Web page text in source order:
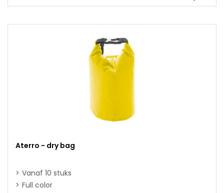
Aterro - dry bag
Vanaf 10 stuks
Full color